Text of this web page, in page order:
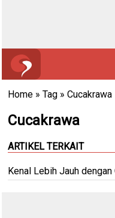
Home » Tag » Cucakrawa
Cucakrawa
ARTIKEL TERKAIT
Kenal Lebih Jauh